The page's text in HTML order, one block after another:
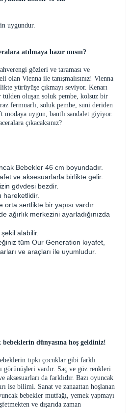
uygundur.
atılmaya hazır mısın?
gözleri ve taraması ve
olan Vienna ile tanışmalısınız! Vienna
yürüyüşe çıkmayı seviyor. Kenarı
tülden oluşan soluk pembe, kolsuz bir
fermuarlı, soluk pembe, suni deriden
uygun, bantlı sandalet giyiyor.
çıkacaksınız?
Bebekler 46 cm boyundadır.
ve aksesuarlarla birlikte gelir.
gövdesi bezdir.
hareketlidir.
sertlikte bir yapısı vardır.
ağırlık merkezini ayarladığınızda
alabilir.
tüm Our Generation kıyafet,
ve araçları ile uyumludur.
dünyasına hoş geldiniz!
tıpkı çocuklar gibi farklı
vardır. Saç ve göz renkleri
aksesuarları da farklıdır. Bazı oyuncak
ise bilimi. Sanat ve zanaattan hoşlanan
bebekler mutfağı, yemek yapmayı
ve dışarıda zaman